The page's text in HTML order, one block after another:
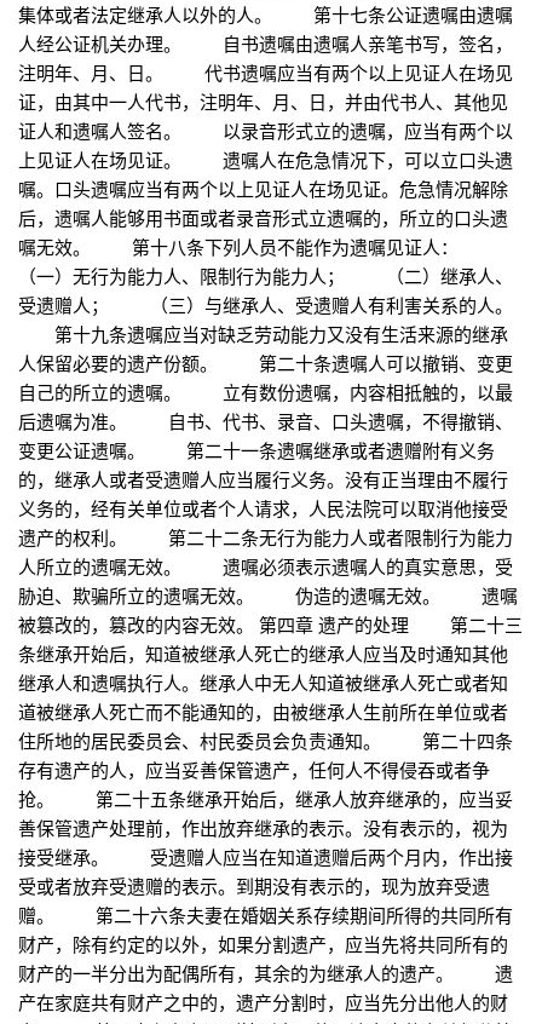
集体或者法定继承人以外的人。 第十七条公证遗嘱由遗嘱
人经公证机关办理。 自书遗嘱由遗嘱人亲笔书写，签名，
注明年、月、日。 代书遗嘱应当有两个以上见证人在场见
证，由其中一人代书，注明年、月、日，并由代书人、其他见
证人和遗嘱人签名。 以录音形式立的遗嘱，应当有两个以
上见证人在场见证。 遗嘱人在危急情况下，可以立口头遗
嘱。口头遗嘱应当有两个以上见证人在场见证。危急情况解除
后，遗嘱人能够用书面或者录音形式立遗嘱的，所立的口头遗
嘱无效。 第十八条下列人员不能作为遗嘱见证人：
（一）无行为能力人、限制行为能力人； （二）继承人、
受遗赠人； （三）与继承人、受遗赠人有利害关系的人。
第十九条遗嘱应当对缺乏劳动能力又没有生活来源的继承
人保留必要的遗产份额。 第二十条遗嘱人可以撤销、变更
自己的所立的遗嘱。 立有数份遗嘱，内容相抵触的，以最
后遗嘱为准。 自书、代书、录音、口头遗嘱，不得撤销、
变更公证遗嘱。 第二十一条遗嘱继承或者遗赠附有义务
的，继承人或者受遗赠人应当履行义务。没有正当理由不履行
义务的，经有关单位或者个人请求，人民法院可以取消他接受
遗产的权利。 第二十二条无行为能力人或者限制行为能力
人所立的遗嘱无效。 遗嘱必须表示遗嘱人的真实意思，受
胁迫、欺骗所立的遗嘱无效。 伪造的遗嘱无效。 遗嘱
被篡改的，篡改的内容无效。 第四章 遗产的处理 第二十三
条继承开始后，知道被继承人死亡的继承人应当及时通知其他
继承人和遗嘱执行人。继承人中无人知道被继承人死亡或者知
道被继承人死亡而不能通知的，由被继承人生前所在单位或者
住所地的居民委员会、村民委员会负责通知。 第二十四条
存有遗产的人，应当妥善保管遗产，任何人不得侵吞或者争
抢。 第二十五条继承开始后，继承人放弃继承的，应当妥
善保管遗产处理前，作出放弃继承的表示。没有表示的，视为
接受继承。 受遗赠人应当在知道遗赠后两个月内，作出接
受或者放弃受遗赠的表示。到期没有表示的，现为放弃受遗
赠。 第二十六条夫妻在婚姻关系存续期间所得的共同所有
财产，除有约定的以外，如果分割遗产，应当先将共同所有的
财产的一半分出为配偶所有，其余的为继承人的遗产。 遗
产在家庭共有财产之中的，遗产分割时，应当先分出他人的财